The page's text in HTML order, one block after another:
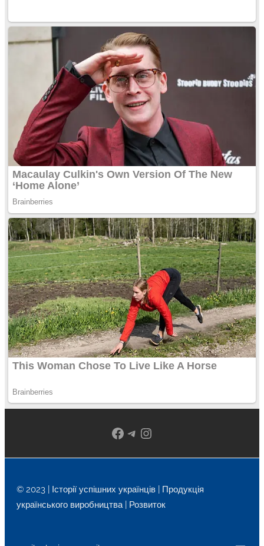
Facebook
Telegram
Instagram
© 2023 | Історії успішних українців | Продукція
українського виробництва | Розвиток